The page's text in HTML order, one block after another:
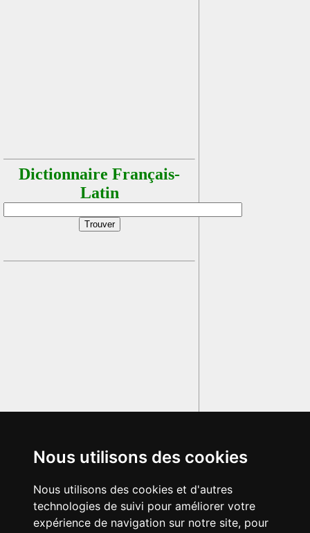
Nous utilisons des cookies
Nous utilisons des cookies et d'autres
technologies de suivi pour améliorer votre
expérience de navigation sur notre site, pour
Dictionnaire Français-
Latin